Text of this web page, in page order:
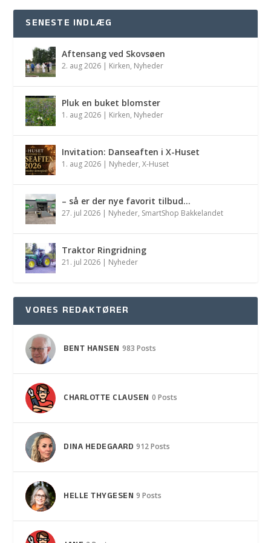
SENESTE INDLÆG
Aftensang ved Skovsøen
2. aug 2026 | Kirken, Nyheder
Pluk en buket blomster
1. aug 2026 | Kirken, Nyheder
Invitation: Danseaften i X-Huset
1. aug 2026 | Nyheder,X-Huset
– så er der nye favorit tilbud…
27. jul 2026 | Nyheder, SmartShop Bakkelandet
Traktor Ringridning
21. jul 2026 | Nyheder
VORES REDAKTØRER
BENT HANSEN 983 Posts
CHARLOTTE CLAUSEN 0 Posts
DINA HEDEGAARD 912 Posts
HELLE THYGESEN 9 Posts